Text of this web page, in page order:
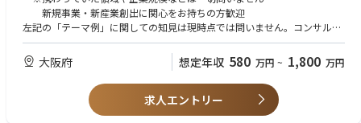
【当部署の特徴】
①関西エリアにおける 経済社会の変革 に全力で貢献しています。
（関西経済の活性化・社会課題の解決が最大のミッション）
②クライアント（行政及び企業）が適切にリスクテイクし、的確に経営課
題に対応するための各種サービスを提供しています。
③各ビジネスサービスとデジタル技術 を融合させることにより、経済社会
の変革を加速させています。
サポートを受けながら業務を遂行して頂きます）。
1）国・自治体における新産業創出施策立案・実行
3）スタートアップのビジネスモデル策定・各種伴走支援
4)産学連携等プロジェクトの促進支援
5）M&A、ベンチャー投資
6）グローバル展開支援
7）その他ビジネスプロデュース全般
新規事業・新産業創出に関心をお持ちの方歓迎
左記の「テーマ例」に関しての知見は現時点では問いません。コンサルテ
ィングファームで培った、課題解決能力やロジカルシンキング、アウトプ
ットのスキルがあれば十分にキャッチアップが可能です。左記のテーマ例
に関心があり、この領域での専門性を高めていきたいという志向をお持ち
の方を歓迎します。
【望まれる経験】（推奨）
大阪府 想定年収 580 万円 ~ 1,800 万円
求人エントリー